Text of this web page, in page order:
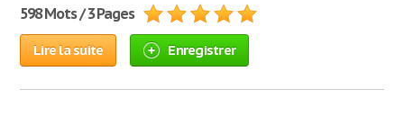
598 Mots / 3 Pages
Lire la suite Enregistrer